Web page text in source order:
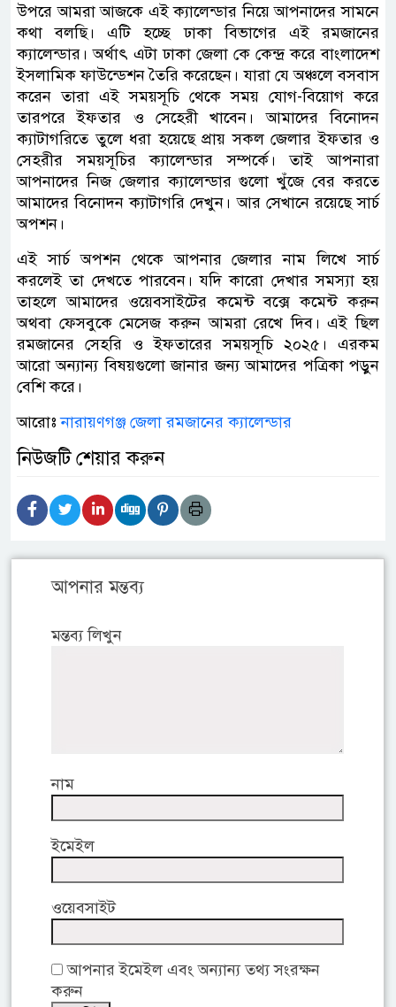
উপরে আমরা আজকে এই ক্যালেন্ডার নিয়ে আপনাদের সামনে
কথা বলছি। এটি হচ্ছে ঢাকা বিভাগের এই রমজানের
ক্যালেন্ডার। অর্থাৎ এটা ঢাকা জেলা কে কেন্দ্র করে বাংলাদেশ
ইসলামিক ফাউন্ডেশন তৈরি করেছেন। যারা যে অঞ্চলে বসবাস
করেন তারা এই সময়সূচি থেকে সময় যোগ-বিয়োগ করে
তারপরে ইফতার ও সেহেরী খাবেন। আমাদের বিনোদন
ক্যাটাগরিতে তুলে ধরা হয়েছে প্রায় সকল জেলার ইফতার ও
সেহরীর সময়সূচির ক্যালেন্ডার সম্পর্কে। তাই আপনারা
আপনাদের নিজ জেলার ক্যালেন্ডার গুলো খুঁজে বের করতে
আমাদের বিনোদন ক্যাটাগরি দেখুন। আর সেখানে রয়েছে সার্চ
অপশন।
এই সার্চ অপশন থেকে আপনার জেলার নাম লিখে সার্চ
করলেই তা দেখতে পারবেন। যদি কারো দেখার সমস্যা হয়
তাহলে আমাদের ওয়েবসাইটের কমেন্ট বক্সে কমেন্ট করুন
অথবা ফেসবুকে মেসেজ করুন আমরা রেখে দিব। এই ছিল
রমজানের সেহরি ও ইফতারের সময়সূচি ২০২৫। এরকম
আরো অন্যান্য বিষয়গুলো জানার জন্য আমাদের পত্রিকা পড়ুন
বেশি করে।
আরোঃনারায়ণগঞ্জ জেলা রমজানের ক্যালেন্ডার
নিউজটি শেয়ার করুন
আপনার মন্তব্য
মন্তব্য লিখুন
নাম
ইমেইল
ওয়েবসাইট
আপনার ইমেইল এবং অন্যান্য তথ্য সংরক্ষন
করুন